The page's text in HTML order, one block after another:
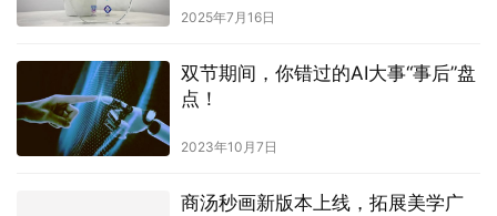
2025年7月16日
双节期间，你错过的AI大事“事后”盘
点！
2023年10月7日
商汤秒画新版本上线，拓展美学广